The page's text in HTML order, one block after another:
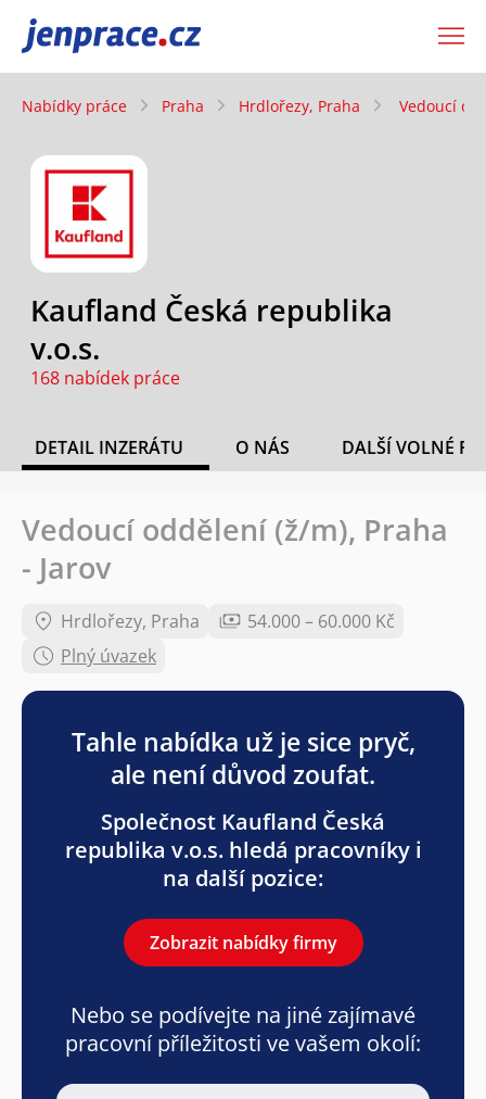
JenPráce.cz
Nabídky práce Praha Hrdlořezy, Praha Vedoucí
Kaufland Česká republika
v.o.s.
168 nabídek práce
DETAIL INZERÁTU O NÁS DALŠÍ VOLNÉ
Vedoucí oddělení (ž/m), Praha
- Jarov
Hrdlořezy, Praha
54.000 – 60.000 Kč
Plný úvazek
Tahle nabídka už je sice pryč,
ale není důvod zoufat.
Společnost Kaufland Česká
republika v.o.s. hledá pracovníky i
na další pozice:
Zobrazit nabídky firmy
Nebo se podívejte na jiné zajímavé
pracovní příležitosti ve vašem okolí: